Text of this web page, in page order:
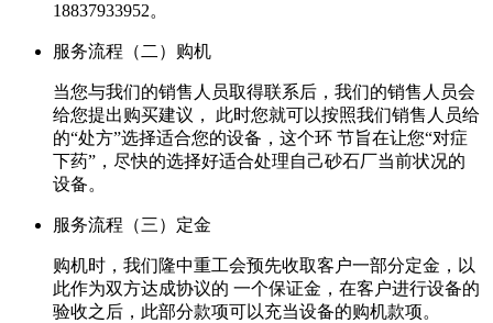
18837933952。
服务流程（二）购机
当您与我们的销售人员取得联系后，我们的销售人员会
给您提出购买建议， 此时您就可以按照我们销售人员给
的“处方”选择适合您的设备，这个环 节旨在让您“对症
下药”，尽快的选择好适合处理自己砂石厂当前状况的
设备。
服务流程（三）定金
购机时，我们隆中重工会预先收取客户一部分定金，以
此作为双方达成协议的 一个保证金，在客户进行设备的
验收之后，此部分款项可以充当设备的购机款项。